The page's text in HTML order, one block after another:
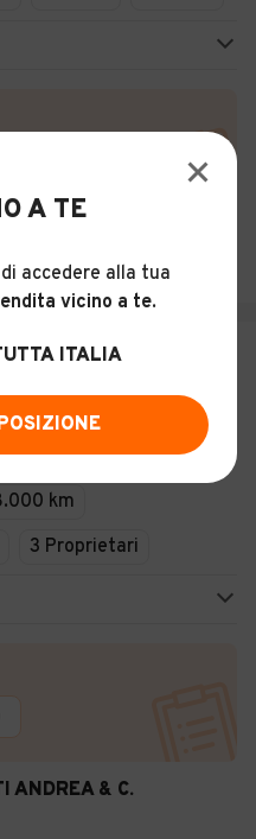
695 1.4 Turbo T-Jet XSR
Edition
km
3 Proprietari
ANDREA & C.
A TE
accedere alla tua
vicino a te.
ITALIA